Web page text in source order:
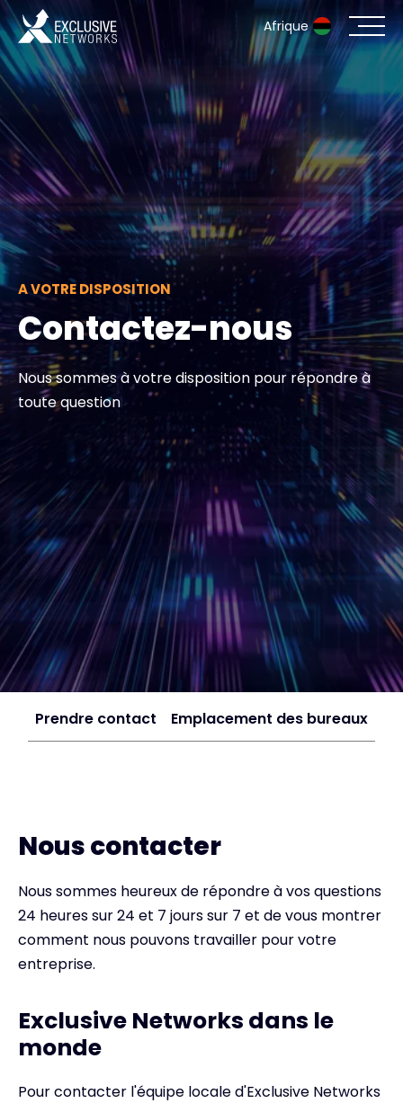
Afrique
Cybersécurité
Écosystème
Ressources
Entreprise
Portail des partenaires
Contact
#weareexclusive
A VOTRE DISPOSITION
Contactez-nous
Nous sommes à votre disposition pour répondre à
toute question
Prendre contact Emplacement des bureaux
Nous contacter
Nous sommes heureux de répondre à vos questions
24 heures sur 24 et 7 jours sur 7 et de vous montrer
comment nous pouvons travailler pour votre
entreprise.
Exclusive Networks dans le
monde
Pour contacter l'équipe locale d'Exclusive Networks